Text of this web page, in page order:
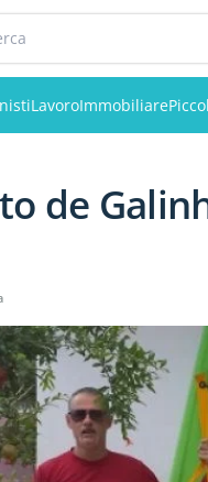
LavoroImmobiliare
de